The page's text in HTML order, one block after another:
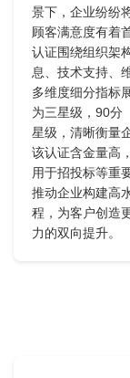
景下，企业纷纷
顾客满意度有着
认证围绕组织架
息、技术支持、
多维度细分指标
为三星级，90分
星级，清晰衡量
该认证含金量高
用于招投标等重
推动企业构建高
程，为客户创造
力的双向提升。